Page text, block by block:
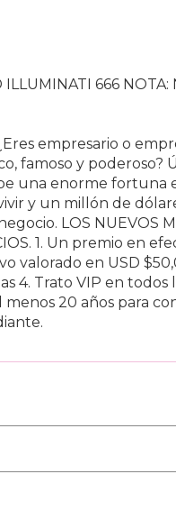
666 NOTA:
empresario o
famoso y poderoso?
una enorme fortuna
y un millón de
LOS NUEVOS
1. Un premio en
valorado en USD
4. Trato VIP en todos
20 años para